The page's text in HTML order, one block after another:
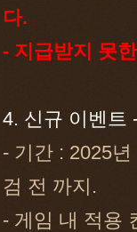
다.
- 지급받지 못
4. 신규 이벤트
- 기간 : 2025
검 전 까지.
- 게임 내 적용